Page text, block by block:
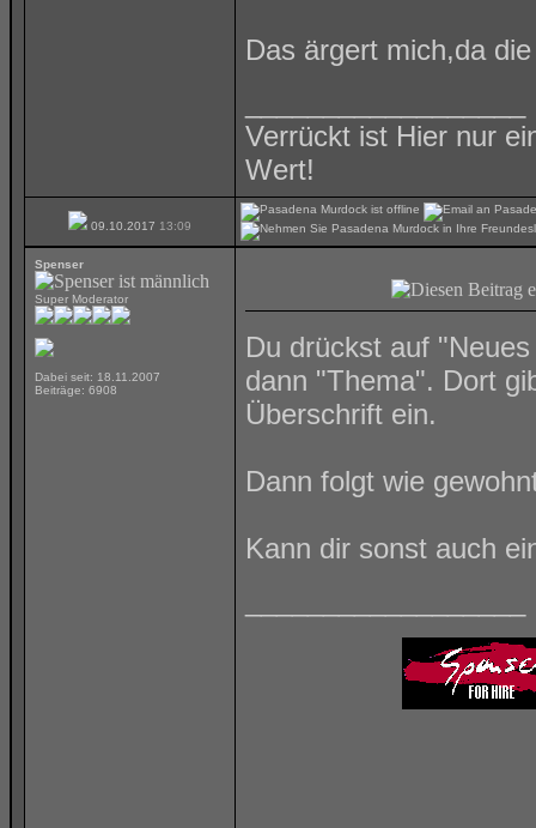
Das ärgert mich,da
Verrückt ist Hier nur
Wert!
09.10.2017 13:09
Spenser
Super Moderator
Dabei seit: 18.11.2007
Beiträge: 6908
Du drückst auf
dann "Thema". Dort
Überschrift ein.
Dann folgt wie
Kann dir sonst auch